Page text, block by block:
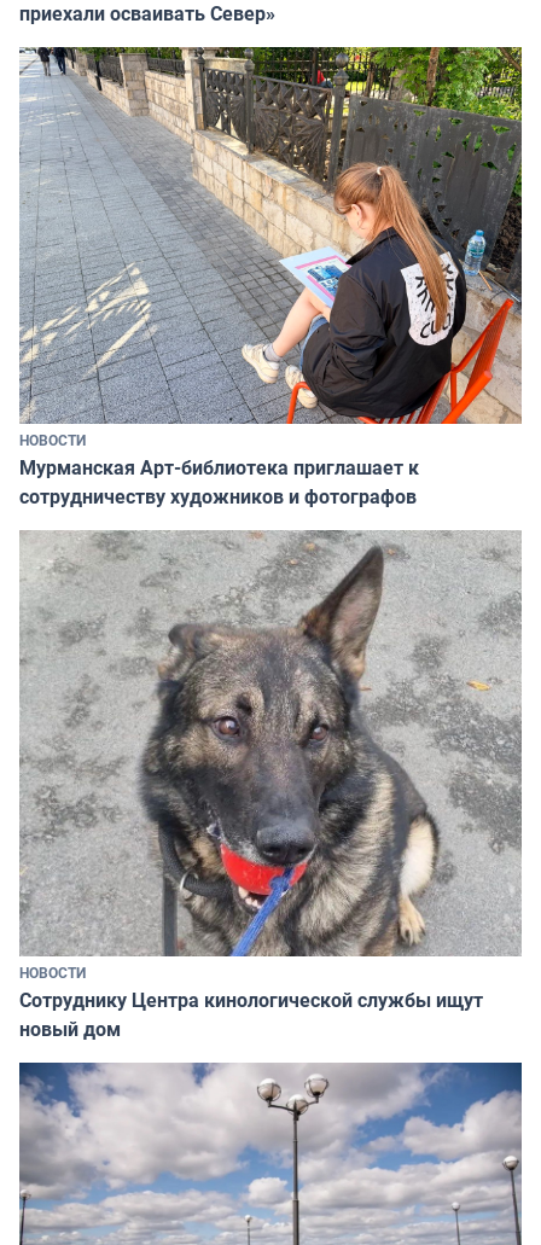
приехали осваивать Север»
НОВОСТИ
Мурманская Арт-библиотека приглашает к
сотрудничеству художников и фотографов
НОВОСТИ
Сотруднику Центра кинологической службы ищут
новый дом